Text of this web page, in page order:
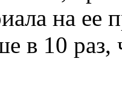
на ее
в 10